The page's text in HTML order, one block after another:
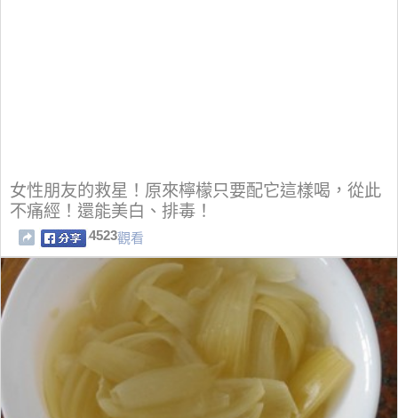
女性朋友的救星！原來檸檬只要配它這樣喝，從此
不痛經！還能美白、排毒！
4523觀看